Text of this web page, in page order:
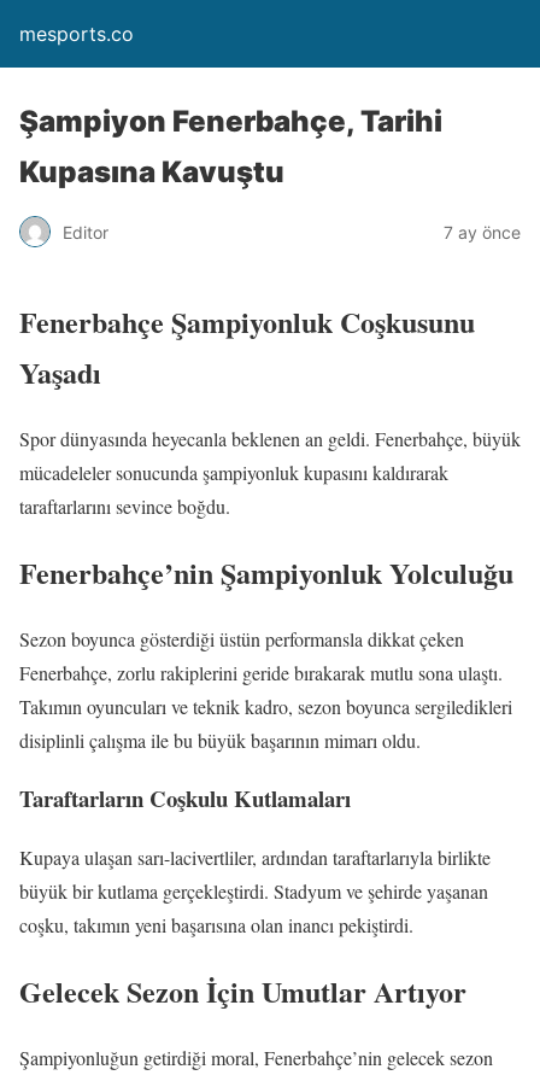
mesports.co
Şampiyon Fenerbahçe, Tarihi
Kupasına Kavuştu
Editor 7 ay önce
Fenerbahçe Şampiyonluk Coşkusunu
Yaşadı
Spor dünyasında heyecanla beklenen an geldi. Fenerbahçe, büyük
mücadeleler sonucunda şampiyonluk kupasını kaldırarak
taraftarlarını sevince boğdu.
Fenerbahçe’nin Şampiyonluk Yolculuğu
Sezon boyunca gösterdiği üstün performansla dikkat çeken
Fenerbahçe, zorlu rakiplerini geride bırakarak mutlu sona ulaştı.
Takımın oyuncuları ve teknik kadro, sezon boyunca sergiledikleri
disiplinli çalışma ile bu büyük başarının mimarı oldu.
Taraftarların Coşkulu Kutlamaları
Kupaya ulaşan sarı-lacivertliler, ardından taraftarlarıyla birlikte
büyük bir kutlama gerçekleştirdi. Stadyum ve şehirde yaşanan
coşku, takımın yeni başarısına olan inancı pekiştirdi.
Gelecek Sezon İçin Umutlar Artıyor
Şampiyonluğun getirdiği moral, Fenerbahçe’nin gelecek sezon